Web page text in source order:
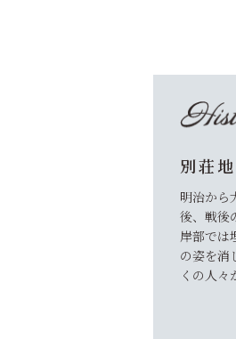
別荘
明治から
後、戦後
岸部では
の姿を消
くの人々